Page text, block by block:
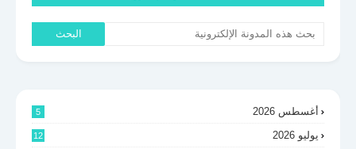
أغسطس 2026 5
يوليو 2026 12